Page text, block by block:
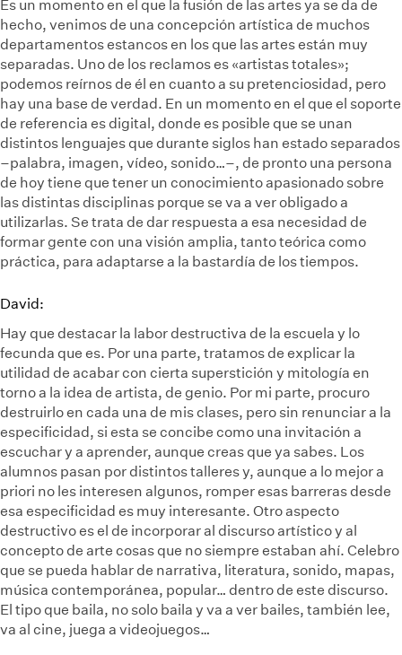
Es un momento en el que la fusión de las artes ya se da de
hecho, venimos de una concepción artística de muchos
departamentos estancos en los que las artes están muy
separadas. Uno de los reclamos es «artistas totales»;
podemos reírnos de él en cuanto a su pretenciosidad, pero
hay una base de verdad. En un momento en el que el soporte
de referencia es digital, donde es posible que se unan
distintos lenguajes que durante siglos han estado separados
–palabra, imagen, vídeo, sonido…–, de pronto una persona
de hoy tiene que tener un conocimiento apasionado sobre
las distintas disciplinas porque se va a ver obligado a
utilizarlas. Se trata de dar respuesta a esa necesidad de
formar gente con una visión amplia, tanto teórica como
práctica, para adaptarse a la bastardía de los tiempos.
David:
Hay que destacar la labor destructiva de la escuela y lo
fecunda que es. Por una parte, tratamos de explicar la
utilidad de acabar con cierta superstición y mitología en
torno a la idea de artista, de genio. Por mi parte, procuro
destruirlo en cada una de mis clases, pero sin renunciar a la
especificidad, si esta se concibe como una invitación a
escuchar y a aprender, aunque creas que ya sabes. Los
alumnos pasan por distintos talleres y, aunque a lo mejor a
priori no les interesen algunos, romper esas barreras desde
esa especificidad es muy interesante. Otro aspecto
destructivo es el de incorporar al discurso artístico y al
concepto de arte cosas que no siempre estaban ahí. Celebro
que se pueda hablar de narrativa, literatura, sonido, mapas,
música contemporánea, popular… dentro de este discurso.
El tipo que baila, no solo baila y va a ver bailes, también lee,
va al cine, juega a videojuegos…